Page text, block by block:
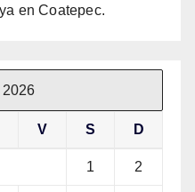
en Coatepec.
2026
V S D
1 2